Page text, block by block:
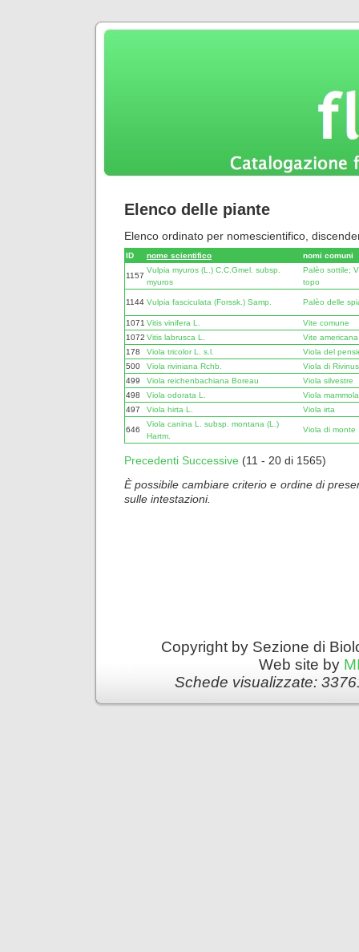
Elenco delle piante
Elenco ordinato per nomescientifico,
ID nome scientifico nomi comuni
1157
Vulpia myuros (L.) C.C.Gmel. subsp.
myuros
Palèo sottile;
topo
1144 Vulpia fasciculata (Forssk.) Samp. Palèo delle
1071 Vitis vinifera L.
Vite comune
1072 Vitis labrusca L.
Vite americana
178
Viola tricolor L. s.l.
Viola del
500
Viola riviniana Rchb.
Viola di Rivinus
499
Viola reichenbachiana Boreau
Viola silvestre
498
Viola odorata L.
Viola mammola
497
Viola hirta L. Viola irta
646
Viola canina L. subsp. montana (L.)
Hartm.
Viola di monte
Precedenti Successive (11 - 20 di 1565)
È possibile cambiare criterio e ordine di
sulle intestazioni.
Copyright by Sezione di
Web site by
Schede visualizzate: